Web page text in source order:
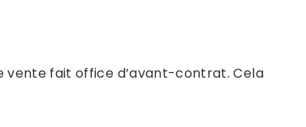
vente fait office d’avant-contrat. Cela